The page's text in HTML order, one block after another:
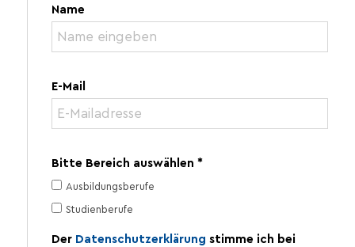
Name
E-Mail
Bitte Bereich auswählen *
Ausbildungsberufe
Studienberufe
Der Datenschutzerklärung stimme ich bei